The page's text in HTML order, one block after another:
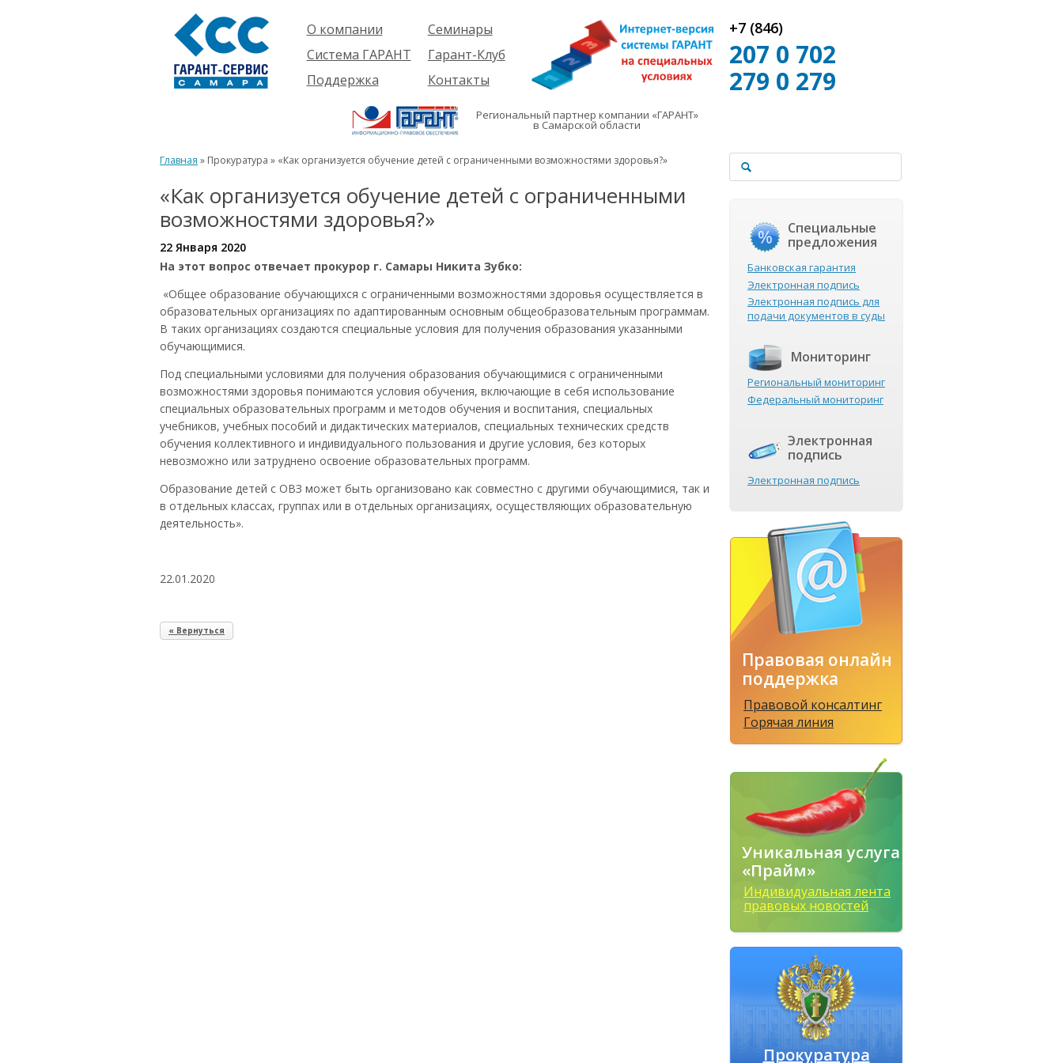
О компании
Компания
Проекты
Партнеры
Вакансии
Реквизиты
Информация
Система ГАРАНТ
О системе
решения
Комплекты
Новинки
Поддержка
Пользователям
Будущим
пользователям
Семинары
Об услуге
Предстоящие
семинары
Гарант-Клуб
Контакты
+7 (846)
207 0 702
279 0 279
Региональный партнер компании «ГАРАНТ»
в Самарской области
Главная » Прокуратура » «Как организуется обучение детей с ограниченными возможностями здоровья?»
«Как организуется обучение детей с ограниченными
возможностями здоровья?»
22 Января 2020
На этот вопрос отвечает прокурор г. Самары Никита Зубко:
«Общее образование обучающихся с ограниченными возможностями здоровья осуществляется в
образовательных организациях по адаптированным основным общеобразовательным программам.
В таких организациях создаются специальные условия для получения образования указанными
обучающимися.
Под специальными условиями для получения образования обучающимися с ограниченными
возможностями здоровья понимаются условия обучения, включающие в себя использование
специальных образовательных программ и методов обучения и воспитания, специальных
учебников, учебных пособий и дидактических материалов, специальных технических средств
обучения коллективного и индивидуального пользования и другие условия, без которых
невозможно или затруднено освоение образовательных программ.
Образование детей с ОВЗ может быть организовано как совместно с другими обучающимися, так и
в отдельных классах, группах или в отдельных организациях, осуществляющих образовательную
деятельность».
22.01.2020
« Вернуться
Специальные
предложения
Банковская гарантия
Электронная подпись
Электронная подпись для
подачи документов в суды
Мониторинг
Региональный мониторинг
Федеральный мониторинг
Электронная
подпись
Электронная подпись
Правовая онлайн
поддержка
Правовой консалтинг
Горячая линия
Уникальная услуга
«Прайм»
Индивидуальная лента
правовых новостей
Прокуратура